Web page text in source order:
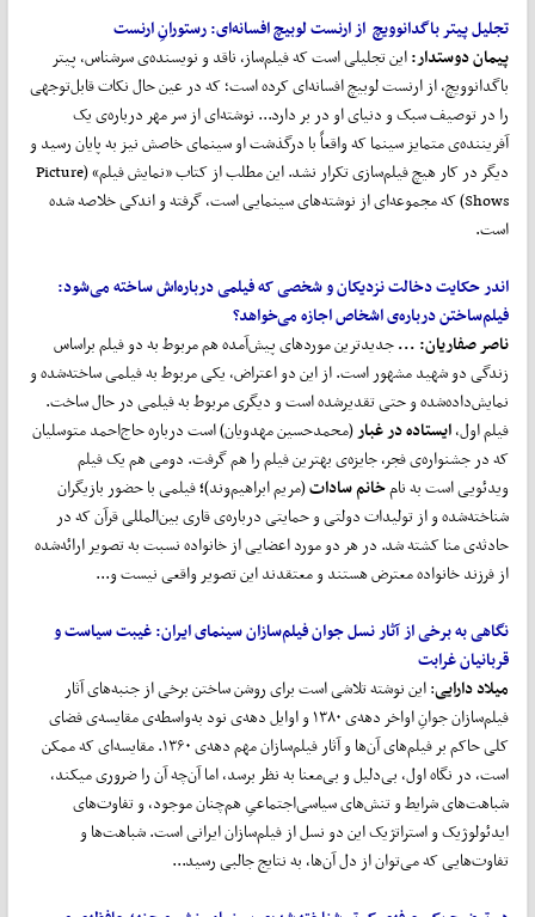
تجلیل پیتر باگدانوویچ از ارنست لوبیچ افسانهای:رستورانِ ارنست
پیمان دوستدار:این تجلیلی است که فیلم‌ساز، ناقد و نویسنده‌ی سرشناس، پیتر
باگدانوویچ، از ارنست لوبیچ افسانه‌ای کرده است؛ که در عین حال نکات قابل‌توجهی
را در توصیف سبک و دنیای او در بر دارد... نوشته‌ای از سر مهر درباره‌ی یک
آفریننده‌ی متمایز سینما که واقعاً با درگذشت او سینمای خاصش نیز به پایان رسید و
دیگر در کار هیچ فیلم‌سازی تکرار نشد. این مطلب از کتاب «نمایش فیلم» (Picture
Shows) که مجموعه‌‌ای از نوشته‌های سینمایی است، گرفته و اندکی خلاصه شده
است.
اندر حکایت دخالت نزدیکان و شخصی که فیلمی دربارهاش ساخته میشود:
فیلمساختن درباره‌ی اشخاص اجازه می‌خواهد؟
ناصر صفاریان: ...جدیدترین موردهای پیش‌آمده هم مربوط به دو فیلم براساس
زندگی دو شهید مشهور است. از این دو اعتراض، یکی مربوط به فیلمی ساخته‌شده و
نمایش‌داده‌شده و حتی تقدیرشده است و دیگری مربوط به فیلمی در حال ساخت.
فیلم اول،ایستاده در غبار(محمدحسین مهدویان) است درباره حاج‌احمد متوسلیان
که در جشنواره‌ی فجر، جایزه‌ی بهترین فیلم را هم گرفت. دومی هم یک فیلم
ویدئویی است به نامخانمسادات(مریم ابراهیم‌وند)؛فیلمی با حضور بازیگران
شناخته‌شده و از تولیدات دولتی و حمایتی درباره‌ی قاری بین‌المللی قرآن که در
حادثه‌ی منا کشته شد. در هر دو مورد اعضایی از خانواده نسبت به تصویر ارائه‌شده
از فرزند خانواده معترض هستند و معتقدند این تصویر واقعی نیست و...
نگاهی به برخی از آثار نسل جوان فیلمسازان سینمای ایران:غیبت سیاست و
قربانیان غرابت
میلاد دارایی: این نوشته تلاشی است برای روشن ساختن برخی از جنبه‌های آثار
فیلم‌سازان جوانِ اواخر دهه‌ی ۱۳۸۰ و اوایل دهه‌ی نود به‌واسطه‌ی مقایسه‌ی فضای
کلی حاکم بر فیلم‌های آن‌ها و آثار فیلم‌سازان مهم دهه‌ی ۱۳۶۰. مقایسه‌ای که ممکن
است، در نگاه اول، بی‌دلیل و بی‌معنا به نظر برسد، اما آن‌چه آن را ضروری می­کند،
شباهت‌های شرایط و تنش‌های سیاسی‌اجتماعیِ هم‌چنان موجود، و تفاوت‌های
ایدئولوژیک و استراتژیک این دو نسل از فیلم‌سازان ایرانی است. شباهت‌ها و
تفاوت‌هایی که می‌توان از دل آن‌ها، به نتایج جالبی رسید...